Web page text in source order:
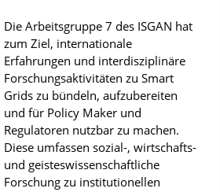
d
s
z
u
r
P
u
b
Die Arbeitsgruppe 7 des ISGAN hat
zum Ziel, internationale
Erfahrungen und interdisziplinäre
Forschungsaktivitäten zu Smart
Grids zu bündeln, aufzubereiten
und für Policy Maker und
Regulatoren nutzbar zu machen.
Diese umfassen sozial-, wirtschafts-
und geisteswissenschaftliche
Forschung zu institutionellen